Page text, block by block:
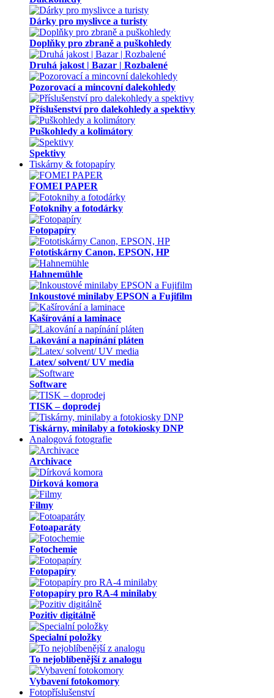
Dárky pro myslivce a turisty
Doplňky pro zbraně a puškohledy
Druhá jakost | Bazar | Rozbalené
Pozorovací a mincovní dalekohledy
Příslušenství pro dalekohledy a spektivy
Puškohledy a kolimátory
Spektivy
Tiskárny & fotopapíry
FOMEI PAPER
Fotoknihy a fotodárky
Fotopapíry
Fototiskárny Canon, EPSON, HP
Hahnemühle
Inkoustové minilaby EPSON a Fujifilm
Kašírování a laminace
Lakování a napínání pláten
Latex/ solvent/ UV media
Software
TISK – doprodej
Tiskárny, minilaby a fotokiosky DNP
Analogová fotografie
Archivace
Dírková komora
Filmy
Fotoaparáty
Fotochemie
Fotopapíry
Fotopapíry pro RA-4 minilaby
Pozitiv digitálně
Specialní položky
To nejoblíbenější z analogu
Vybavení fotokomory
Fotopříslušenství